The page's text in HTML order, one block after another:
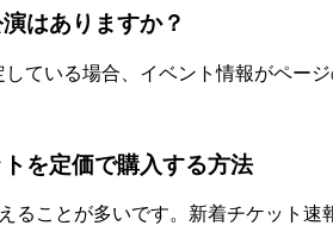
はありますか？
ている場合、イベント情報がペー
を定価で購入する方法
ることが多いです。新着チケット